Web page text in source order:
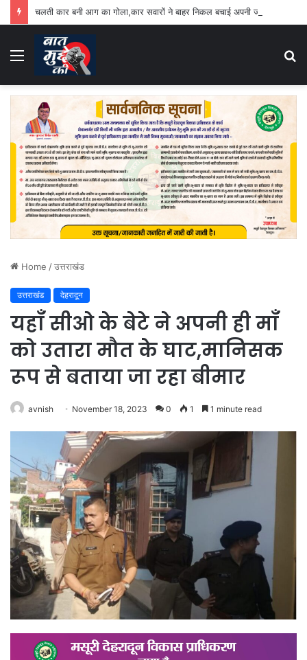
चलती कार बनी आग का गोला,कार सवारों ने बाहर निकल बचाई अपनी जान
Menu
Home /उत्तराखंड
उत्तराखंड देहरादून
यहाँ सीओ के बेटे ने अपनी ही माँ
को उतारा मौत के घाट,मानिसक
रूप से बताया जा रहा बीमार
avnish November 18, 2023 0 1 1 minute read